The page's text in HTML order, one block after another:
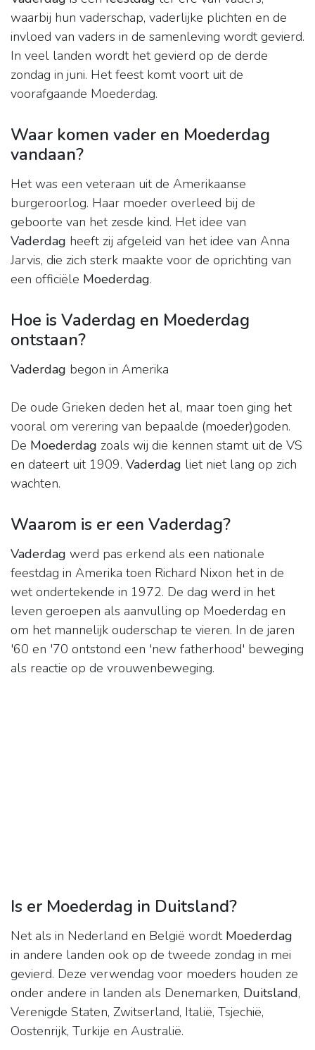
waarbij hun vaderschap, vaderlijke plichten en de
invloed van vaders in de samenleving wordt gevierd.
In veel landen wordt het gevierd op de derde
zondag in juni. Het feest komt voort uit de
voorafgaande Moederdag.
Waar komen vader en Moederdag
vandaan?
Het was een veteraan uit de Amerikaanse
burgeroorlog. Haar moeder overleed bij de
geboorte van het zesde kind. Het idee van
Vaderdag heeft zij afgeleid van het idee van Anna
Jarvis, die zich sterk maakte voor de oprichting van
een officiële Moederdag.
Hoe is Vaderdag en Moederdag
ontstaan?
Vaderdag begon in Amerika
De oude Grieken deden het al, maar toen ging het
vooral om verering van bepaalde (moeder)goden.
De Moederdag zoals wij die kennen stamt uit de VS
en dateert uit 1909. Vaderdag liet niet lang op zich
wachten.
Waarom is er een Vaderdag?
Vaderdag werd pas erkend als een nationale
feestdag in Amerika toen Richard Nixon het in de
wet ondertekende in 1972. De dag werd in het
leven geroepen als aanvulling op Moederdag en
om het mannelijk ouderschap te vieren. In de jaren
'60 en '70 ontstond een 'new fatherhood' beweging
als reactie op de vrouwenbeweging.
Is er Moederdag in Duitsland?
Net als in Nederland en België wordt Moederdag
in andere landen ook op de tweede zondag in mei
gevierd. Deze verwendag voor moeders houden ze
onder andere in landen als Denemarken, Duitsland,
Verenigde Staten, Zwitserland, Italië, Tsjechië,
Oostenrijk, Turkije en Australië.